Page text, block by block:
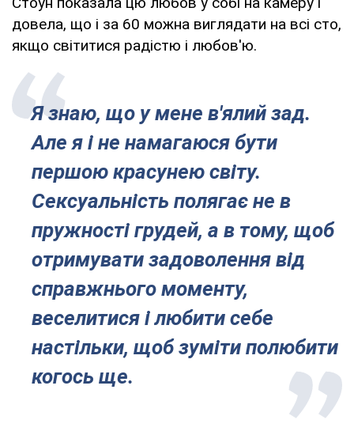
довела, що і за 60 можна виглядати на всі сто,
якщо світитися радістю і любов'ю.
Я знаю, що у мене в'ялий зад.
Але я і не намагаюся бути
першою красунею світу.
Сексуальність полягає не в
пружності грудей, а в тому, щоб
отримувати задоволення від
справжнього моменту,
веселитися і любити себе
настільки, щоб зуміти полюбити
когось ще.